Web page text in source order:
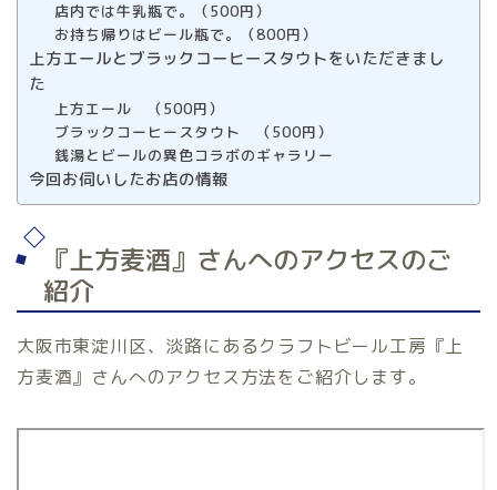
店内では牛乳瓶で。（500円）
お持ち帰りはビール瓶で。（800円）
上方エールとブラックコーヒースタウトをいただきまし
た
上方エール （500円）
ブラックコーヒースタウト （500円）
銭湯とビールの異色コラボのギャラリー
今回お伺いしたお店の情報
『上方麦酒』さんへのアクセスのご
紹介
大阪市東淀川区、淡路にあるクラフトビール工房『上
方麦酒』さんへのアクセス方法をご紹介します。